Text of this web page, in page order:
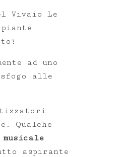
Vivaio Le
ad uno
sfogo alle
Qualche
aspirante